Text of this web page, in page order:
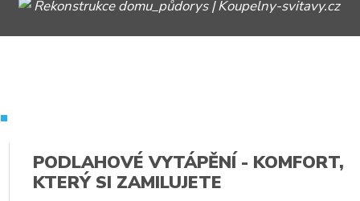
PODLAHOVÉ VYTÁPĚNÍ - KOMFORT,
KTERÝ SI ZAMILUJETE